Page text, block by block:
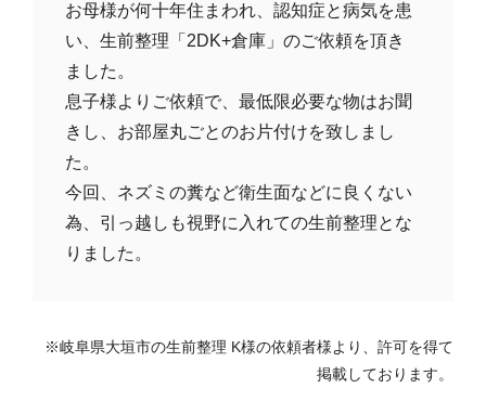
お母様が何十年住まわれ、認知症と病気を患
い、生前整理「2DK+倉庫」のご依頼を頂き
ました。
息子様よりご依頼で、最低限必要な物はお聞
きし、お部屋丸ごとのお片付けを致しまし
た。
今回、ネズミの糞など衛生面などに良くない
為、引っ越しも視野に入れての生前整理とな
りました。
※岐阜県大垣市の生前整理 K様の依頼者様より、許可を得て
掲載しております。